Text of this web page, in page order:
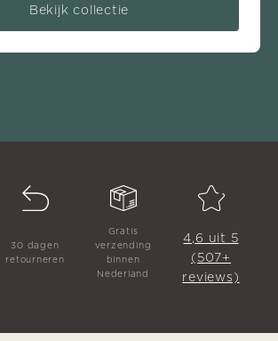
Bekijk collectie
30 dagen
retourneren
Gratis
verzending
binnen
Nederland
4,6 uit 5
(507+
reviews)